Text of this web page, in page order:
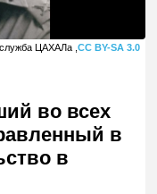
ЦАХАЛа , CC BY-SA 3.0
во всех
в
в